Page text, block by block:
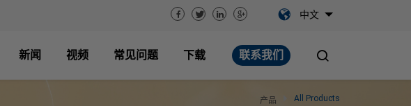
中文
联系我们
新闻 视频 常见问题 下载
产品 All Products